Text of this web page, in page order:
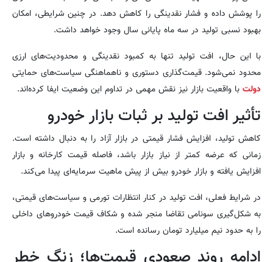
را پوشش داده و فشار نقدینگی را کاهش دهد. در چنین شرایطی، امکان
بهبود نسبی تولید در سه ماه پایانی سال وجود خواهد داشت.
با این حال، افت تولید تنها به کمبود نقدینگی و محدودیت‌های ارزی
محدود نمی‌شود. قیمت‌گذاری دستوری و ناهماهنگی سیاست‌های حمایتی
دولت با واقعیت بازار نیز نقش مهمی در تداوم این وضعیت ایفا کرده‌اند.
تأثیر افت تولید بر ثبات بازار خودرو
کاهش تولید، افزایش فشار قیمتی در بازار آزاد را به دنبال داشته است.
زمانی که عرضه کمتر از نیاز بازار باشد، فاصله قیمت کارخانه و بازار
افزایش یافته و بازار خودرو بیش از پیش ماهیت سرمایه‌ای پیدا می‌کند.
در شرایط فعلی، افت تولید در کنار انتظارات تورمی و سیاست‌های قیمتی،
به شکل‌گیری سونامی تقاضا منجر شده و شکاف قیمت خودروهای داخلی
را به حدود نیم میلیارد تومان رسانده است.